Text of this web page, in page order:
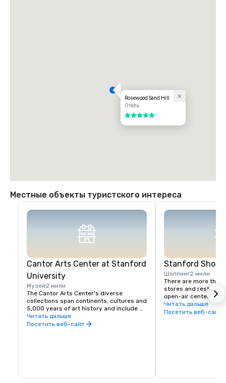
Rosewood Sand Hill
Отель
5 из 5
Местные объекты туристского интереса
Cantor Arts Center at Stanford
University
Музей2 мили
The Cantor Arts Center's diverse
collections span continents, cultures and
5,000 years of art history and include
the largest gathering of Rodin bronzes
outside Paris. Home to a wide range of
Читать дальше
Посетить веб-сайт
Stanford
Шоппинг2 мили
There are more
stores and
open-air center
street markets.
Center features
Читать дальше
Посетить веб-сайт